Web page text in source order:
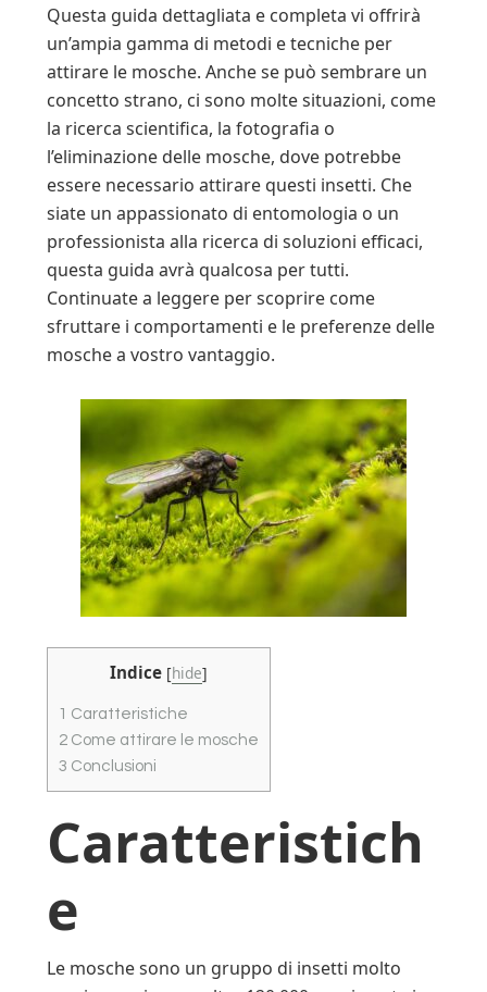
Questa guida dettagliata e completa vi offrirà
un’ampia gamma di metodi e tecniche per
attirare le mosche. Anche se può sembrare un
concetto strano, ci sono molte situazioni, come
la ricerca scientifica, la fotografia o
l’eliminazione delle mosche, dove potrebbe
essere necessario attirare questi insetti. Che
siate un appassionato di entomologia o un
professionista alla ricerca di soluzioni efficaci,
questa guida avrà qualcosa per tutti.
Continuate a leggere per scoprire come
sfruttare i comportamenti e le preferenze delle
mosche a vostro vantaggio.
Indice [hide]
1 Caratteristiche
2 Come attirare le mosche
3 Conclusioni
Caratteristich
e
Le mosche sono un gruppo di insetti molto